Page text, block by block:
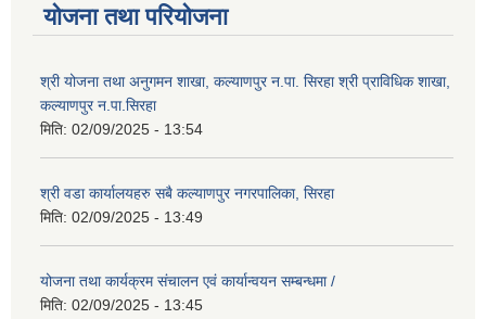
योजना तथा परियोजना
श्री योजना तथा अनुगमन शाखा, कल्याणपुर न.पा. सिरहा श्री प्राविधिक शाखा,
कल्याणपुर न.पा.सिरहा
मिति: 02/09/2025 - 13:54
श्री वडा कार्यालयहरु सबै कल्याणपुर नगरपालिका, सिरहा
मिति: 02/09/2025 - 13:49
योजना तथा कार्यक्रम संचालन एवं कार्यान्वयन सम्बन्धमा /
मिति: 02/09/2025 - 13:45